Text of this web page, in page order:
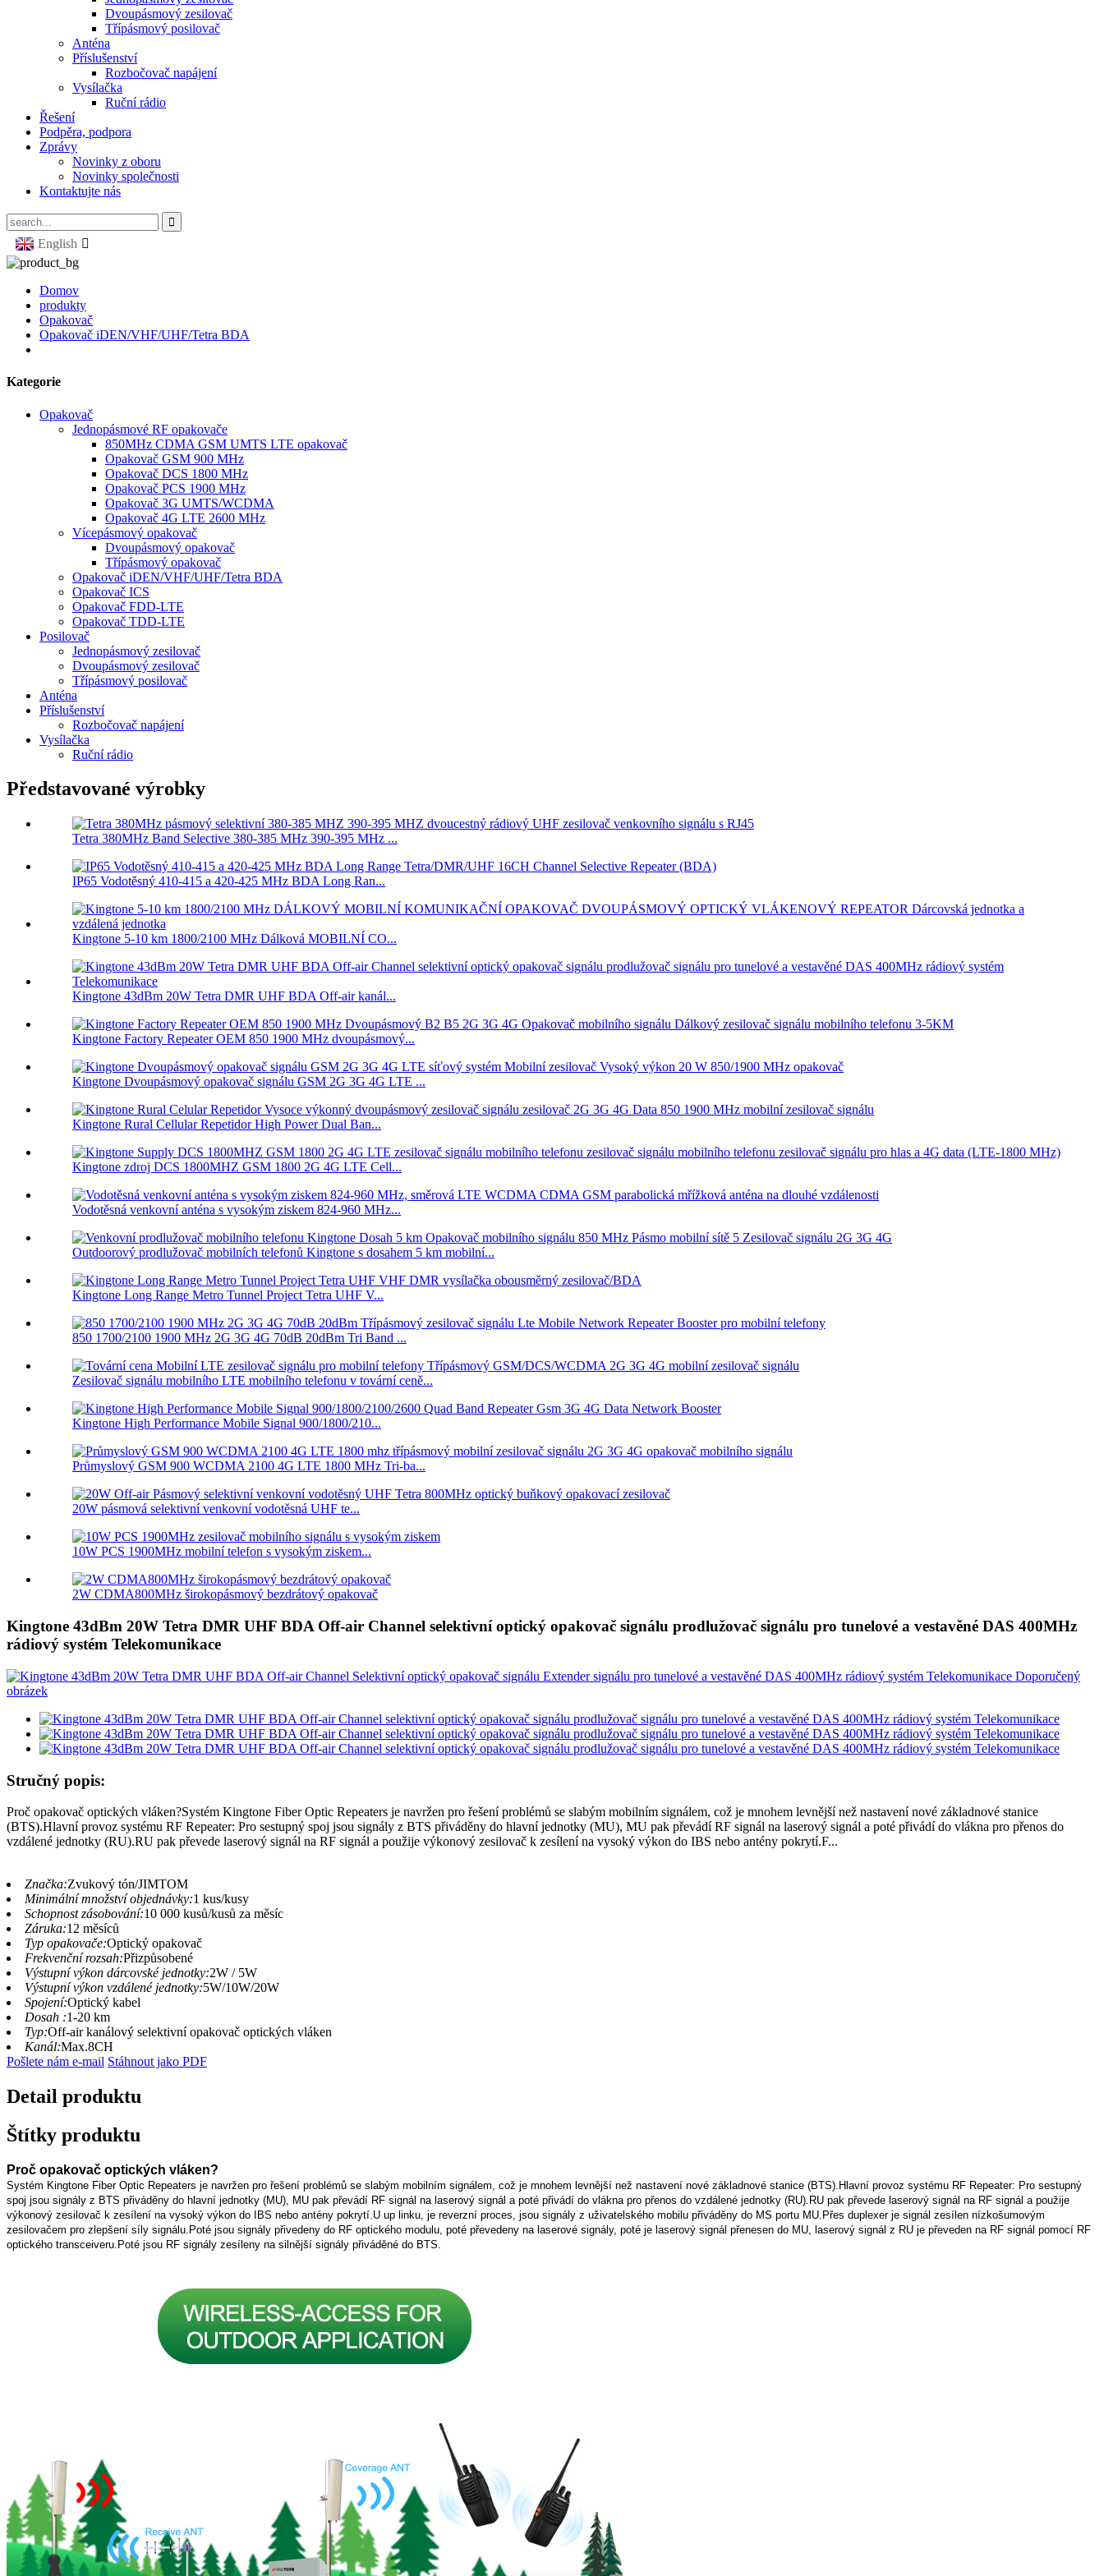
Dvoupásmový zesilovač
Třípásmový posilovač
Anténa
Příslušenství
Rozbočovač napájení
Vysílačka
Ruční rádio
Řešení
Podpěra, podpora
Zprávy
Novinky z oboru
Novinky společnosti
Kontaktujte nás
English
Domov
produkty
Opakovač
Opakovač iDEN/VHF/UHF/Tetra BDA
Kategorie
Opakovač
Jednopásmové RF opakovače
850MHz CDMA GSM UMTS LTE opakovač
Opakovač GSM 900 MHz
Opakovač DCS 1800 MHz
Opakovač PCS 1900 MHz
Opakovač 3G UMTS/WCDMA
Opakovač 4G LTE 2600 MHz
Vícepásmový opakovač
Dvoupásmový opakovač
Třípásmový opakovač
Opakovač iDEN/VHF/UHF/Tetra BDA
Opakovač ICS
Opakovač FDD-LTE
Opakovač TDD-LTE
Posilovač
Jednopásmový zesilovač
Dvoupásmový zesilovač
Třípásmový posilovač
Anténa
Příslušenství
Rozbočovač napájení
Vysílačka
Ruční rádio
Představované výrobky
Tetra 380MHz Band Selective 380-385 MHz 390-395 MHz ...
IP65 Vodotěsný 410-415 a 420-425 MHz BDA Long Ran...
Kingtone 5-10 km 1800/2100 MHz Dálková MOBILNÍ CO...
Kingtone 43dBm 20W Tetra DMR UHF BDA Off-air kanál...
Kingtone Factory Repeater OEM 850 1900 MHz dvoupásmový...
Kingtone Dvoupásmový opakovač signálu GSM 2G 3G 4G LTE ...
Kingtone Rural Cellular Repetidor High Power Dual Ban...
Kingtone zdroj DCS 1800MHZ GSM 1800 2G 4G LTE Cell...
Vodotěsná venkovní anténa s vysokým ziskem 824-960 MHz...
Outdoorový prodlužovač mobilních telefonů Kingtone s dosahem 5 km mobilní...
Kingtone Long Range Metro Tunnel Project Tetra UHF V...
850 1700/2100 1900 MHz 2G 3G 4G 70dB 20dBm Tri Band ...
Zesilovač signálu mobilního LTE mobilního telefonu v tovární ceně...
Kingtone High Performance Mobile Signal 900/1800/210...
Průmyslový GSM 900 WCDMA 2100 4G LTE 1800 MHz Tri-ba...
20W pásmová selektivní venkovní vodotěsná UHF te...
10W PCS 1900MHz mobilní telefon s vysokým ziskem...
2W CDMA800MHz širokopásmový bezdrátový opakovač
Kingtone 43dBm 20W Tetra DMR UHF BDA Off-air Channel selektivní optický opakovač signálu prodlužovač signálu pro tunelové a vestavěné DAS 400MHz
rádiový systém Telekomunikace
Stručný popis:
Proč opakovač optických vláken?Systém Kingtone Fiber Optic Repeaters je navržen pro řešení problémů se slabým mobilním signálem, což je mnohem levnější než nastavení nové základnové stanice
(BTS).Hlavní provoz systému RF Repeater: Pro sestupný spoj jsou signály z BTS přiváděny do hlavní jednotky (MU), MU pak převádí RF signál na laserový signál a poté přivádí do vlákna pro přenos do
vzdálené jednotky (RU).RU pak převede laserový signál na RF signál a použije výkonový zesilovač k zesílení na vysoký výkon do IBS nebo antény pokrytí.F...
Značka:Zvukový tón/JIMTOM
Minimální množství objednávky:1 kus/kusy
Schopnost zásobování:10 000 kusů/kusů za měsíc
Záruka:12 měsíců
Typ opakovače:Optický opakovač
Frekvenční rozsah:Přizpůsobené
Výstupní výkon dárcovské jednotky:2W / 5W
Výstupní výkon vzdálené jednotky:5W/10W/20W
Spojení:Optický kabel
Dosah :1-20 km
Typ:Off-air kanálový selektivní opakovač optických vláken
Kanál:Max.8CH
Pošlete nám e-mail Stáhnout jako PDF
Detail produktu
Štítky produktu
Proč opakovač optických vláken?
Systém Kingtone Fiber Optic Repeaters je navržen pro řešení problémů se slabým mobilním signálem, což je mnohem levnější než nastavení nové základnové stanice (BTS).Hlavní provoz systému RF Repeater: Pro sestupný
spoj jsou signály z BTS přiváděny do hlavní jednotky (MU), MU pak převádí RF signál na laserový signál a poté přivádí do vlákna pro přenos do vzdálené jednotky (RU).RU pak převede laserový signál na RF signál a použije
výkonový zesilovač k zesílení na vysoký výkon do IBS nebo antény pokrytí.U up linku, je reverzní proces, jsou signály z uživatelského mobilu přiváděny do MS portu MU.Přes duplexer je signál zesílen nízkošumovým
zesilovačem pro zlepšení síly signálu.Poté jsou signály přivedeny do RF optického modulu, poté převedeny na laserové signály, poté je laserový signál přenesen do MU, laserový signál z RU je převeden na RF signál pomocí RF
optického transceiveru.Poté jsou RF signály zesíleny na silnější signály přiváděné do BTS.